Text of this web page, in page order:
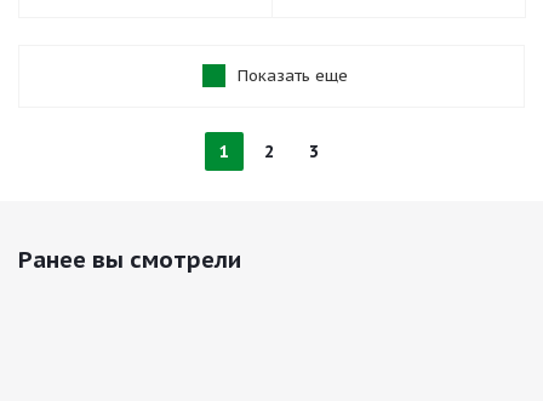
Показать еще
1 2 3
Ранее вы смотрели